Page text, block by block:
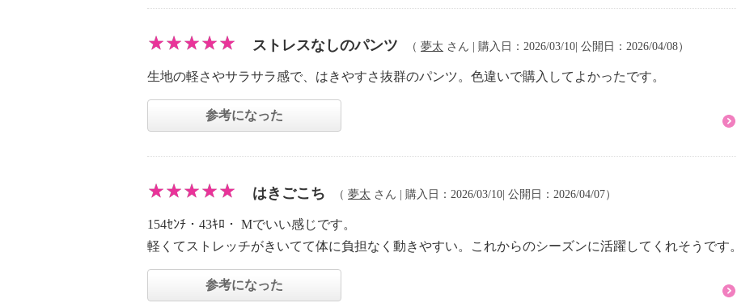
ストレスなしのパンツ （ 夢太 さん | 購入日：2026/03/10| 公開日：2026/04/08）
生地の軽さやサラサラ感で、はきやすさ抜群のパンツ。色違いで購入してよかったです。
参考になった
はきごこち （ 夢太 さん | 購入日：2026/03/10| 公開日：2026/04/07）
154ｾﾝﾁ・43ｷﾛ・ Mでいい感じです。
軽くてストレッチがきいてて体に負担なく動きやすい。これからのシーズンに活躍してくれそうです。
参考になった